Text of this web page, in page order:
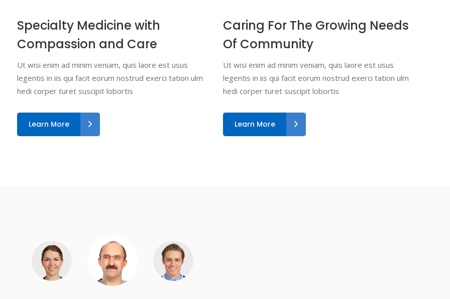
Specialty Medicine with
Compassion and Care
Ut wisi enim ad minim veniam, quis laore est usus
legentis in iis qui facit eorum nostrud exerci tation ulm
hedi corper turet suscipit lobortis
Learn More
Caring For The Growing Needs
Of Community
Ut wisi enim ad minim veniam, quis laore est usus
legentis in iis qui facit eorum nostrud exerci tation ulm
hedi corper turet suscipit lobortis
Learn More